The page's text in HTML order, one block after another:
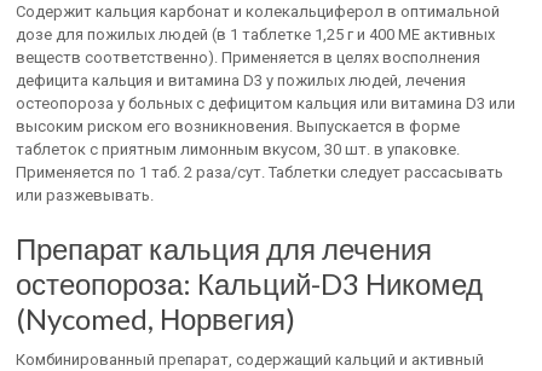
Содержит кальция карбонат и колекальциферол в оптимальной
дозе для пожилых людей (в 1 таблетке 1,25 г и 400 ME активных
веществ соответственно). Применяется в целях восполнения
дефицита кальция и витамина D3 у пожилых людей, лечения
остеопороза у больных с дефицитом кальция или витамина D3 или
высоким риском его возникновения. Выпускается в форме
таблеток с приятным лимонным вкусом, 30 шт. в упаковке.
Применяется по 1 таб. 2 раза/сут. Таблетки следует рассасывать
или разжевывать.
Препарат кальция для лечения
остеопороза: Кальций-D3 Никомед
(Nycomed, Норвегия)
Комбинированный препарат, содержащий кальций и активный